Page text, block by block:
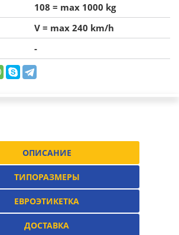
108 = max 1000 kg
V = max 240 km/h
-
ОПИСАНИЕ
ТИПОРАЗМЕРЫ
ЕВРОЭТИКЕТКА
ДОСТАВКА